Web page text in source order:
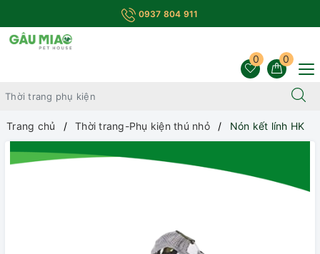
0937 804 911
0
0
Trang chủ Thời trang-Phụ kiện thú nhỏ Nón kết lính HK